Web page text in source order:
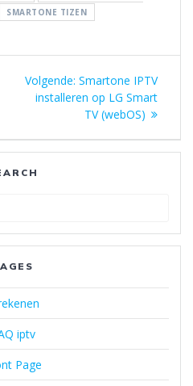
SMARTONE TIZEN
Volgende: Volgend
bericht:
Smartone IPTV
installeren op LG Smart
TV (webOS)
iptv
Page